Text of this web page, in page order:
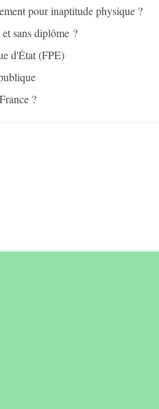
pour inaptitude physique ?
sans diplôme ?
d'État (FPE)
?